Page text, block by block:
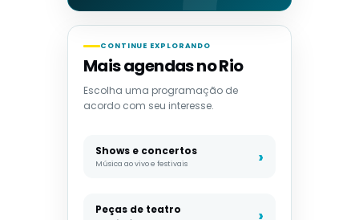
CONTINUE EXPLORANDO
Mais agendas no Rio
Escolha uma programação de
acordo com seu interesse.
Shows e concertos
Música ao vivo e festivais
Peças de teatro